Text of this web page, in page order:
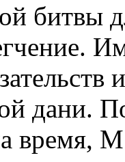
битвы
дани.
время,